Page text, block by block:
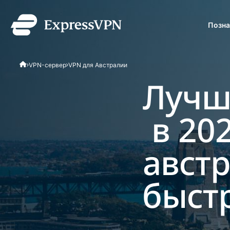
легкое
VPN-сервер VPN для Австралии
в